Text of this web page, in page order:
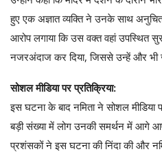
हुए एक अज्ञात व्यक्ति ने उनके साथ अनुचित
आरोप लगाया कि उस वक्त वहां उपस्थित
नजरअंदाज कर दिया, जिससे उन्हें और
सोशल मीडिया पर प्रतिक्रिया:
इस घटना के बाद नमिता ने सोशल
बड़ी संख्या में लोग उनकी समर्थन में आगे
प्रशंसकों ने इस घटना की निंदा की और